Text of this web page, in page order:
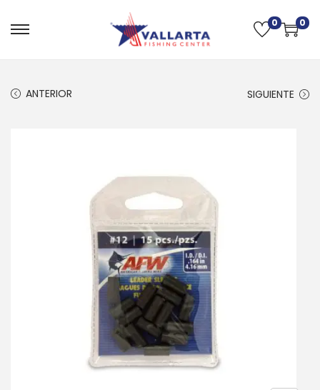
0 0
ANTERIOR SIGUIENTE